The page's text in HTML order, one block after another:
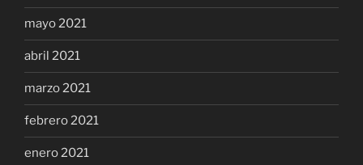
mayo 2021
abril 2021
marzo 2021
febrero 2021
enero 2021